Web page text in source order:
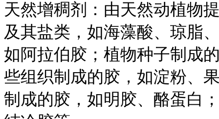
天然增稠剂：由天然动植物
及其盐类，如海藻酸、琼脂
如阿拉伯胶；植物种子制成
些组织制成的胶，如淀粉、
制成的胶，如明胶、酪蛋白